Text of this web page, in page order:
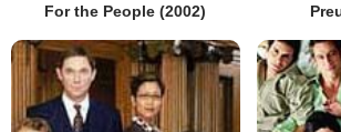
For the People (2002)